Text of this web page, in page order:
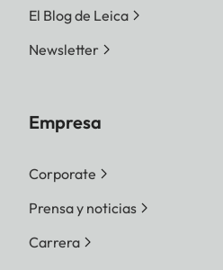
El Blog de Leica
Newsletter
Empresa
Corporate
Prensa y noticias
Carrera